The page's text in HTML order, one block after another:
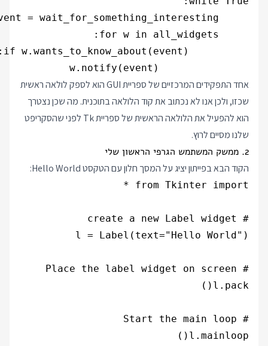
אחד התפקידים המרכזיים של ספריית GUI הוא לספק לולאה ראשית
שכזו, ולכן אנו לא נכתוב את קוד הלולאה בתוכנית. מה שכן נצטרך
הוא להפעיל את הלולאה הראשית של ספריית Tk לפני שהסקריפט
שלנו מסיים לרוץ.
2. ממשק המשתמש הגרפי הראשון שלי
הקוד הבא בפייתון יציג על המסך חלון עם הטקסט Hello World:
l.mainloop()